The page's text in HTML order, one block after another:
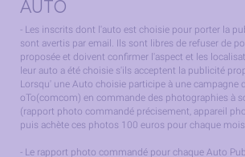
AUTO
- Les inscrits dont l'auto est choisie pour porter la
sont avertis par email. Ils sont libres de refuser de
proposée et doivent confirmer l'aspect et les
leur auto a été choisie s'ils acceptent la publicité
Lorsqu' une Auto choisie participe à une campagne
oTo(comcom) en commande des photographies à
(rapport photo commandé précisement, appareil
puis achète ces photos 100 euros pour chaque
- Le rapport photo commandé pour chaque Auto